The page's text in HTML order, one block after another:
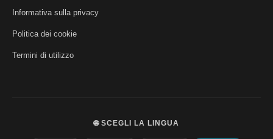
Informativa sulla privacy
Politica dei cookie
Termini di utilizzo
🌐 SCEGLI LA LINGUA